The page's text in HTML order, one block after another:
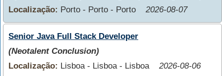
Localização: Porto - Porto - Porto 2026-08-07
Senior Java Full Stack Developer
(Neotalent Conclusion)
Localização: Lisboa - Lisboa - Lisboa 2026-08-06